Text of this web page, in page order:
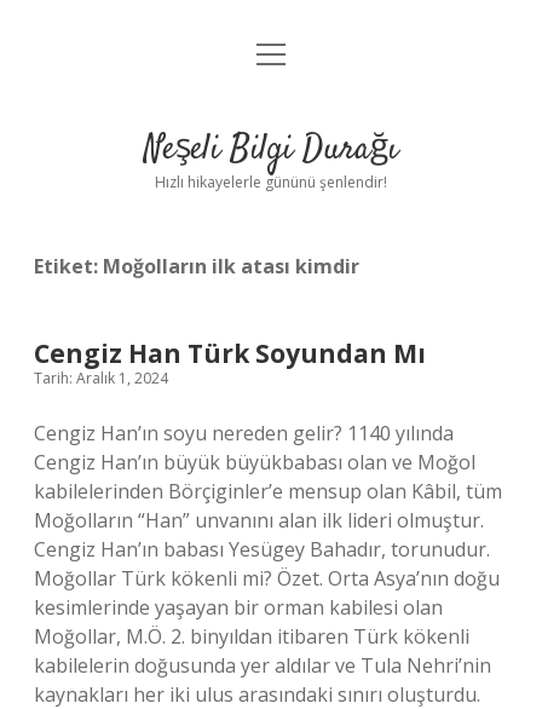
Anasayfa
Yasal Uyarı
menüyü
Neşeli Bilgi Durağı
Hızlı hikayelerle gününü şenlendir!
Etiket: Moğolların ilk atası kimdir
Cengiz Han Türk Soyundan Mı
Tarih: Aralık 1, 2024
Cengiz Han’ın soyu nereden gelir? 1140 yılında
Cengiz Han’ın büyük büyükbabası olan ve Moğol
kabilelerinden Börçiginler’e mensup olan Kâbil, tüm
Moğolların “Han” unvanını alan ilk lideri olmuştur.
Cengiz Han’ın babası Yesügey Bahadır, torunudur.
Moğollar Türk kökenli mi? Özet. Orta Asya’nın doğu
kesimlerinde yaşayan bir orman kabilesi olan
Moğollar, M.Ö. 2. binyıldan itibaren Türk kökenli
kabilelerin doğusunda yer aldılar ve Tula Nehri’nin
kaynakları her iki ulus arasındaki sınırı oluşturdu.